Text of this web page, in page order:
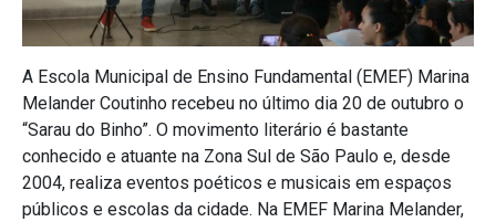
A Escola Municipal de Ensino Fundamental (EMEF) Marina
Melander Coutinho recebeu no último dia 20 de outubro o
“Sarau do Binho”. O movimento literário é bastante
conhecido e atuante na Zona Sul de São Paulo e, desde
2004, realiza eventos poéticos e musicais em espaços
públicos e escolas da cidade. Na EMEF Marina Melander,